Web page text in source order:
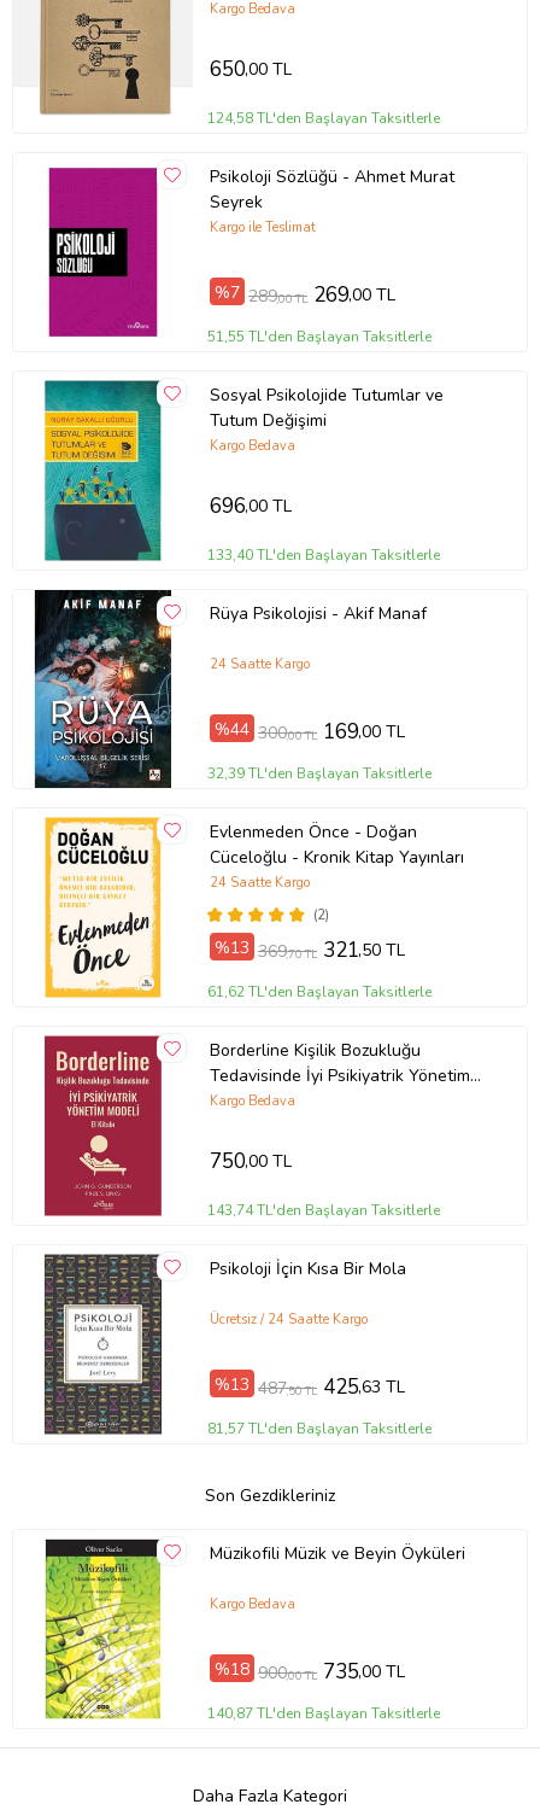
Kargo Bedava
650,00 TL
124,58 TL'den Başlayan Taksitlerle
Psikoloji Sözlüğü - Ahmet Murat
Seyrek
Kargo ile Teslimat
%7 289,00 TL 269,00 TL
51,55 TL'den Başlayan Taksitlerle
Sosyal Psikolojide Tutumlar ve
Tutum Değişimi
Kargo Bedava
696,00 TL
133,40 TL'den Başlayan Taksitlerle
Rüya Psikolojisi - Akif Manaf
24 Saatte Kargo
%44 300,00 TL 169,00 TL
32,39 TL'den Başlayan Taksitlerle
Evlenmeden Önce - Doğan
Cüceloğlu - Kronik Kitap Yayınları
(2)
24 Saatte Kargo
%13 369,70 TL 321,50 TL
61,62 TL'den Başlayan Taksitlerle
Borderline Kişilik Bozukluğu
Tedavisinde İyi Psikiyatrik Yönetim
Modeli El Kitabı
Kargo Bedava
750,00 TL
143,74 TL'den Başlayan Taksitlerle
Psikoloji İçin Kısa Bir Mola
Ücretsiz / 24 Saatte Kargo
%13 487,50 TL 425,63 TL
81,57 TL'den Başlayan Taksitlerle
Son Gezdikleriniz
Müzikofili Müzik ve Beyin Öyküleri
Kargo Bedava
%18 900,00 TL 735,00 TL
140,87 TL'den Başlayan Taksitlerle
Daha Fazla Kategori